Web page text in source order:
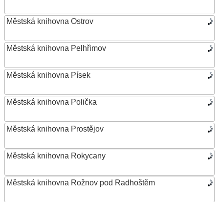
Městská knihovna Ostrov
Městská knihovna Pelhřimov
Městská knihovna Písek
Městská knihovna Polička
Městská knihovna Prostějov
Městská knihovna Rokycany
Městská knihovna Rožnov pod Radhoštěm